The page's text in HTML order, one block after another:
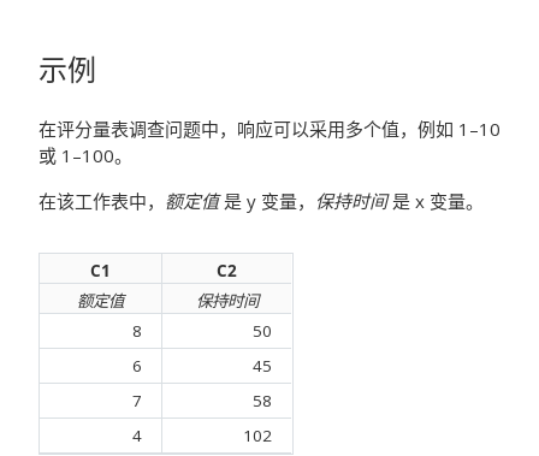
示例
在评分量表调查问题中，响应可以采用多个值，例如 1–10
或 1–100。
在该工作表中， 额定值是 y 变量， 保持时间是 x 变量。
C1
C2
额定值
保持时间
8
50
6
45
7
58
4
102